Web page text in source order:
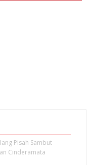
Pisah Sambut
Cinderamata